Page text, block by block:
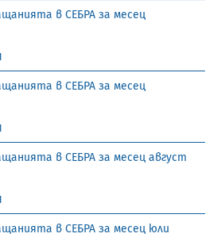
в СЕБРА за месец
в СЕБРА за месец
в СЕБРА за месец август
в СЕБРА за месец юли